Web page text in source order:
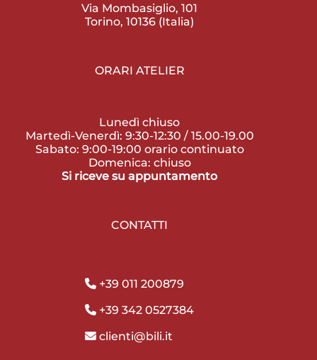
Via Mombasiglio, 101
Torino, 10136 (Italia)
ORARI ATELIER
Lunedì chiuso
Martedì-Venerdì: 9:30-12:30 / 15.00-19.00
Sabato: 9:00-19:00 orario continuato
Domenica: chiuso
Si riceve su appuntamento
CONTATTI
+39 011 200879
+39 342 0527384
clienti@bili.it